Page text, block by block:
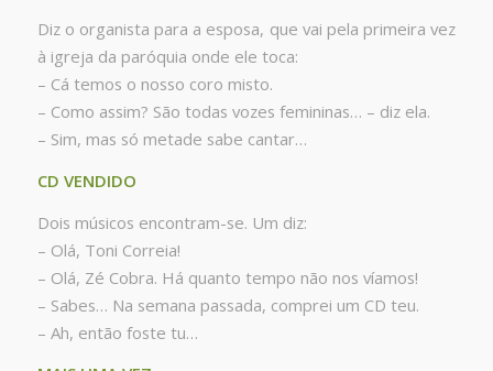
Diz o organista para a esposa, que vai pela primeira vez
à igreja da paróquia onde ele toca:
– Cá temos o nosso coro misto.
– Como assim? São todas vozes femininas… – diz ela.
– Sim, mas só metade sabe cantar…
CD VENDIDO
Dois músicos encontram-se. Um diz:
– Olá, Toni Correia!
– Olá, Zé Cobra. Há quanto tempo não nos víamos!
– Sabes… Na semana passada, comprei um CD teu.
– Ah, então foste tu…